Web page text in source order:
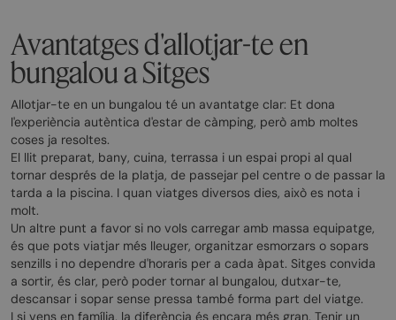
Avantatges d'allotjar-te en
bungalou a Sitges
Allotjar-te en un bungalou té un avantatge clar: Et dona
l'experiència autèntica d'estar de càmping, però amb moltes
coses ja resoltes.
El llit preparat, bany, cuina, terrassa i un espai propi al qual
tornar després de la platja, de passejar pel centre o de passar la
tarda a la piscina. I quan viatges diversos dies, això es nota i
molt.
Un altre punt a favor si no vols carregar amb massa equipatge,
és que pots viatjar més lleuger, organitzar esmorzars o sopars
senzills i no dependre d'horaris per a cada àpat. Sitges convida
a sortir, és clar, però poder tornar al bungalou, dutxar-te,
descansar i sopar sense pressa també forma part del viatge.
I si vens en família, la diferència és encara més gran. Tenir un